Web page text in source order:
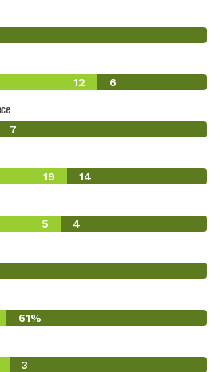
12 6
7
19 14
5 4
61%
3